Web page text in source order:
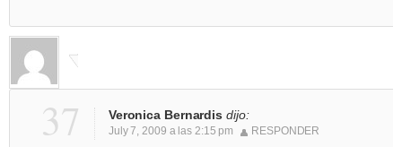
37 Veronica Bernardis dijo:
July 7, 2009 a las 2:15 pm RESPONDER